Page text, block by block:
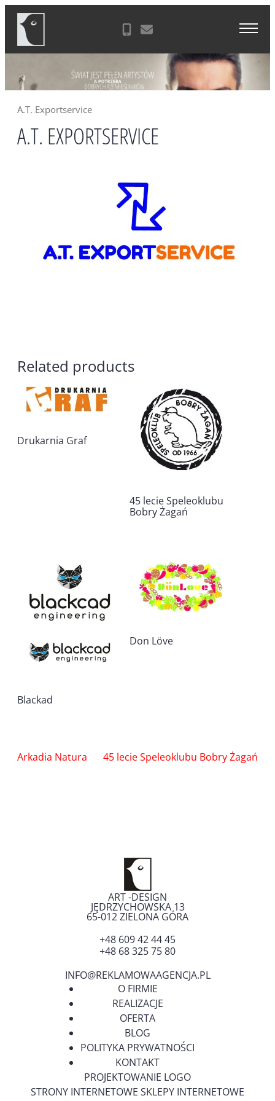
Skip
content
Agencja Reklamowa Zielona Góra
A.T. Exportservice
A.T. EXPORTSERVICE
Related products
Drukarnia Graf
45 lecie Speleoklubu
Bobry Żagań
Blackad
Don Löve
Nawigacja
Arkadia Natura 45 lecie Speleoklubu Bobry Żagań
ART -DESIGN
JĘDRZYCHOWSKA 13
65-012ZIELONA GÓRA
+48 609 42 44 45
+48 68 325 75 80
INFO@REKLAMOWAAGENCJA.PL
O FIRMIE
REALIZACJE
OFERTA
BLOG
POLITYKA PRYWATNOŚCI
KONTAKT
PROJEKTOWANIE LOGO
STRONY INTERNETOWE SKLEPY INTERNETOWE